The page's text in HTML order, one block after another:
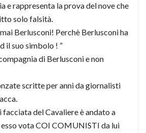
e rappresenta la prova del nove che
solo falsità.
Berlusconi! Perchè Berlusconi ha
il suo simbolo ! ”
di Berlusconi e non
scritte per anni da giornalisti
facciata del Cavaliere è andato a
vota COI COMUNISTI da lui